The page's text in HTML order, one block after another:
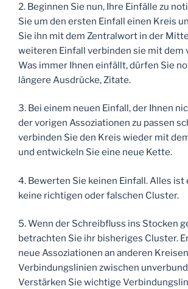
2. Beginnen Sie nun, Ihre Einfälle zu
Sie um den ersten Einfall einen Kreis
Sie ihn mit dem Zentralwort in der
weiteren Einfall verbinden sie mit dem
Was immer Ihnen einfällt, dürfen Sie
längere Ausdrücke, Zitate.
3. Bei einem neuen Einfall, der Ihnen
der vorigen Assoziationen zu passen
verbinden Sie den Kreis wieder mit
und entwickeln Sie eine neue Kette.
4. Bewerten Sie keinen Einfall. Alles ist
keine richtigen oder falschen Cluster.
5. Wenn der Schreibfluss ins Stocken
betrachten Sie ihr bisheriges Cluster.
neue Assoziationen an anderen
Verbindungslinien zwischen
Verstärken Sie wichtige